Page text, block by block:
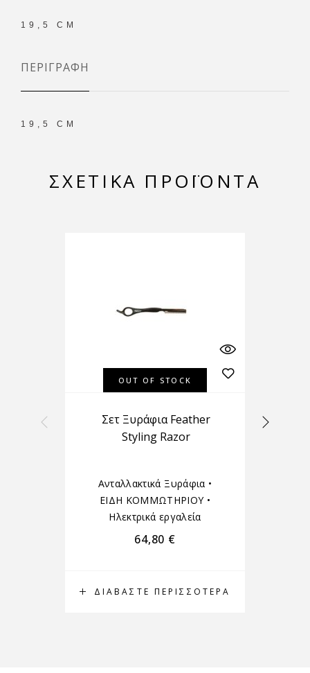
19,5 CM
ΠΕΡΙΓΡΑΦΉ
19,5 CM
ΣΧΕΤΙΚΆ ΠΡΟΪΌΝΤΑ
OUT OF STOCK
ΔΙΑΒΆΣΤΕ ΠΕΡΙΣΣΌΤΕΡΑ
Σετ Ξυράφια Feather
Styling Razor
Ανταλλακτικά Ξυράφια •
ΕΙΔΗ ΚΟΜΜΩΤΗΡΙΟΥ•
Ηλεκτρικά εργαλεία
64,80 €